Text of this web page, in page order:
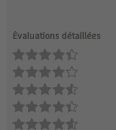
Évaluations détaillées